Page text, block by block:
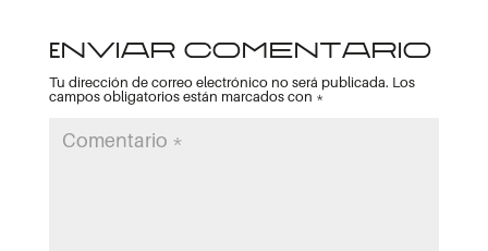
Enviar comentario
Tu dirección de correo electrónico no será publicada. Los
campos obligatorios están marcados con *